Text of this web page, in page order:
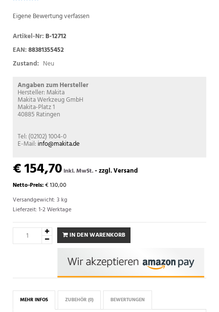
Eigene Bewertung verfassen
Artikel-Nr:B-12712
EAN:88381355452
Zustand: Neu
Angaben zum Hersteller
Hersteller: Makita
Makita Werkzeug GmbH
Makita-Platz 1
40885 Ratingen
Tel: (02102) 1004-0
E-Mail: info@makita.de
€ 154,70inkl. MwSt.-zzgl. Versand
Netto-Preis:€ 130,00
Versandgewicht: 3 kg
Lieferzeit: 1-2 Werktage
IN DEN WARENKORB
MEHR INFOS ZUBEHÖR(0) BEWERTUNGEN